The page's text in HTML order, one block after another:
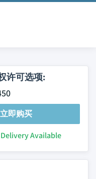
许可选项:
立即购买
Available